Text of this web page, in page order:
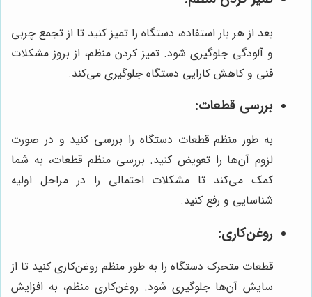
بعد از هر بار استفاده، دستگاه را تمیز کنید تا از تجمع چربی
و آلودگی جلوگیری شود. تمیز کردن منظم، از بروز مشکلات
فنی و کاهش کارایی دستگاه جلوگیری می‌کند.
بررسی قطعات:
به طور منظم قطعات دستگاه را بررسی کنید و در صورت
لزوم آن‌ها را تعویض کنید. بررسی منظم قطعات، به شما
کمک می‌کند تا مشکلات احتمالی را در مراحل اولیه
شناسایی و رفع کنید.
روغن‌کاری:
قطعات متحرک دستگاه را به طور منظم روغن‌کاری کنید تا از
سایش آن‌ها جلوگیری شود. روغن‌کاری منظم، به افزایش